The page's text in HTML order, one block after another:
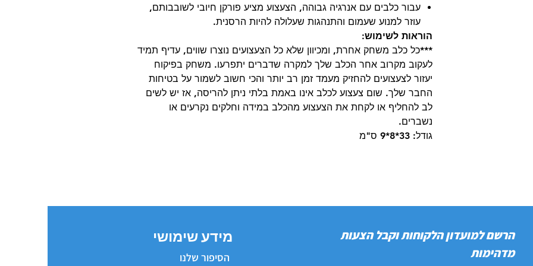
עבור כלבים עם אנרגיה גבוהה, הצעצוע מציע פורקן חיובי לשובבותם,
עוזר למנוע שעמום והתנהגות שעלולה להיות הרסנית.
הוראות לשימוש:
***כל כלב משחק אחרת, ומכיוון שלא כל הצעצועים נוצרו שווים, עדיף תמיד
לעקוב מקרוב אחר הכלב שלך למקרה שדברים יתפרעו. משחק בפיקוח
יעזור לצעצועים להחזיק מעמד זמן רב יותר והכי חשוב לשמור על בטיחות
החבר שלך. שום צעצוע לכלב אינו באמת בלתי ניתן להריסה, אז יש לשים
לב להחליף או לקחת את הצעצוע מהכלב במידה וחלקים נקרעים או
נשברים.
גודל: 33*8*9 ס"מ
מידע שימושי
הסיפור שלנו
הרשם למועדון הלקוחות וקבל הצעות
מדהימות